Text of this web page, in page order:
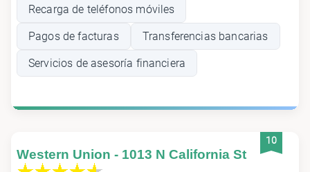
Recarga de teléfonos móviles
Pagos de facturas Transferencias bancarias
Servicios de asesoría financiera
10
Western Union - 1013 N California St